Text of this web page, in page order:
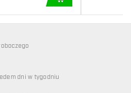
klienta niedostępna
dni w tygodniu